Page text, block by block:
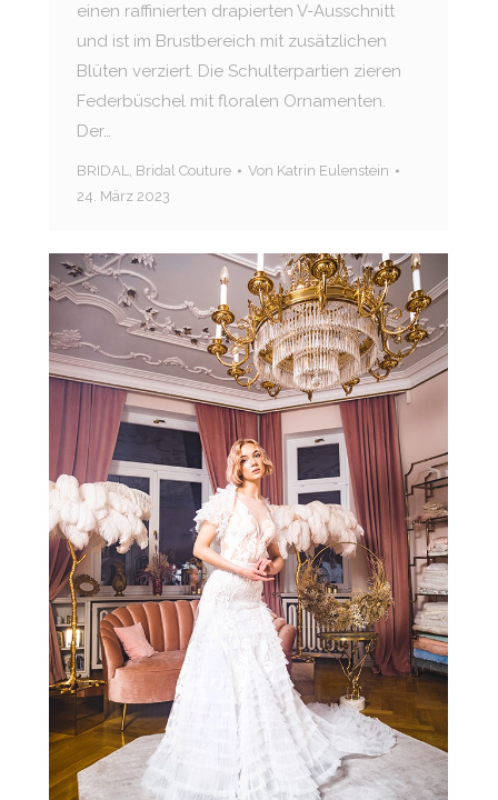
einen raffinierten drapierten V-Ausschnitt
und ist im Brustbereich mit zusätzlichen
Blüten verziert. Die Schulterpartien zieren
Federbüschel mit floralen Ornamenten.
Der…
BRIDAL, Bridal Couture Von Katrin Eulenstein
24. März 2023